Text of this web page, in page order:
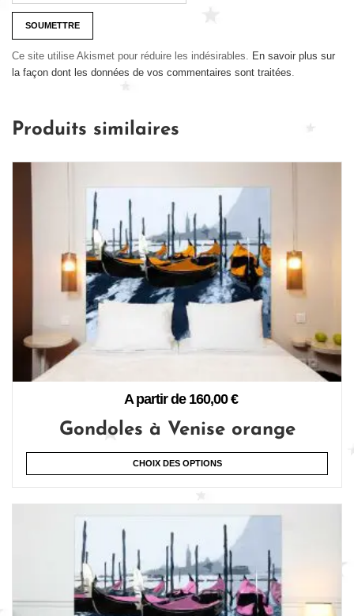
Ce site utilise Akismet pour réduire les indésirables. En savoir plus sur
la façon dont les données de vos commentaires sont traitées
Produits similaires
A partir de 160,00€
Gondoles à Venise orange
CHOIX DES OPTIONS